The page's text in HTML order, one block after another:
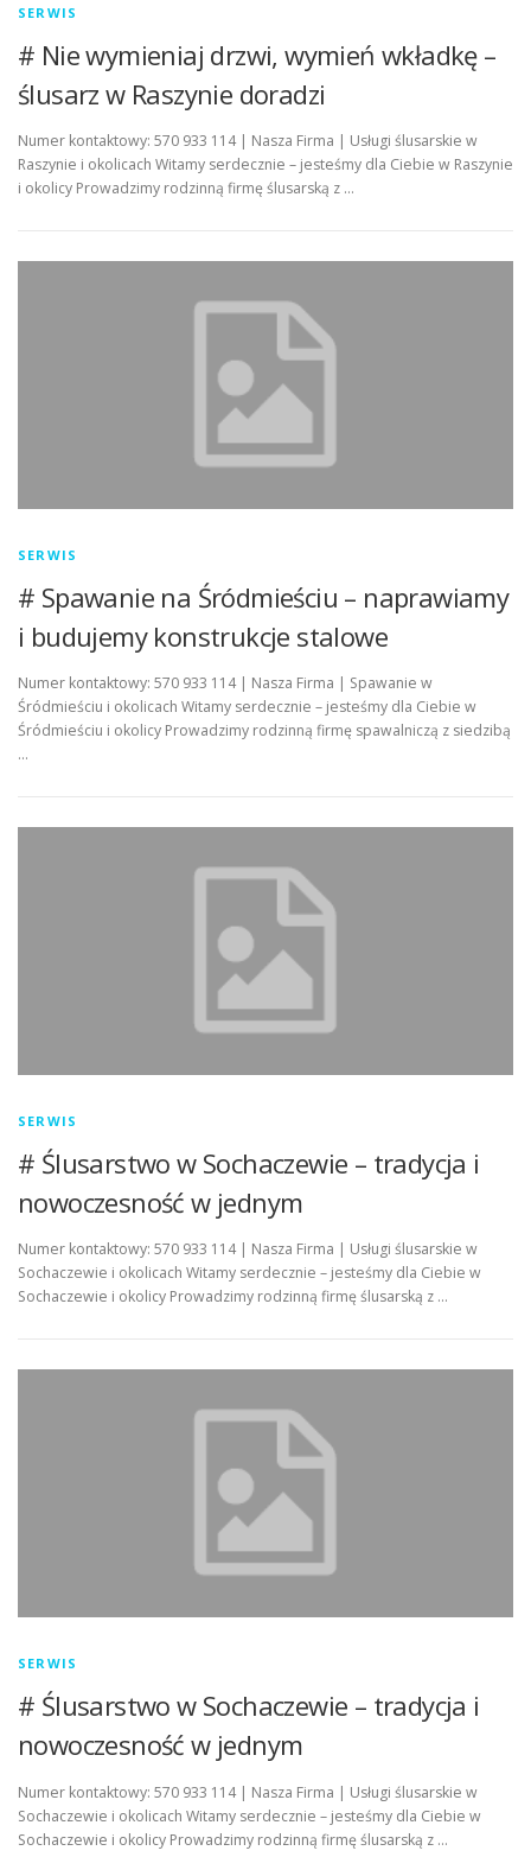
SERWIS
# Nie wymieniaj drzwi, wymień wkładkę –
ślusarz w Raszynie doradzi
Numer kontaktowy: 570 933 114 | Nasza Firma | Usługi ślusarskie w
Raszynie i okolicach Witamy serdecznie – jesteśmy dla Ciebie w Raszynie
i okolicy Prowadzimy rodzinną firmę ślusarską z …
SERWIS
# Spawanie na Śródmieściu – naprawiamy
i budujemy konstrukcje stalowe
Numer kontaktowy: 570 933 114 | Nasza Firma | Spawanie w
Śródmieściu i okolicach Witamy serdecznie – jesteśmy dla Ciebie w
Śródmieściu i okolicy Prowadzimy rodzinną firmę spawalniczą z siedzibą
…
SERWIS
# Ślusarstwo w Sochaczewie – tradycja i
nowoczesność w jednym
Numer kontaktowy: 570 933 114 | Nasza Firma | Usługi ślusarskie w
Sochaczewie i okolicach Witamy serdecznie – jesteśmy dla Ciebie w
Sochaczewie i okolicy Prowadzimy rodzinną firmę ślusarską z …
SERWIS
# Ślusarstwo w Sochaczewie – tradycja i
nowoczesność w jednym
Numer kontaktowy: 570 933 114 | Nasza Firma | Usługi ślusarskie w
Sochaczewie i okolicach Witamy serdecznie – jesteśmy dla Ciebie w
Sochaczewie i okolicy Prowadzimy rodzinną firmę ślusarską z …